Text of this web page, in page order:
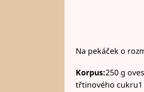
Na pekáček o
Korpus:250 g
třtinového cukru1